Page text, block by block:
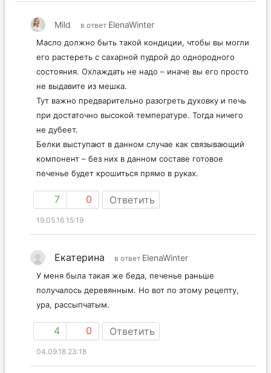
Mild в ответ ElenaWinter
Масло должно быть такой кондиции, чтобы вы могли
его растереть с сахарной пудрой до однородного
состояния. Охлаждать не надо – иначе вы его просто
не выдавите из мешка.
Тут важно предварительно разогреть духовку и печь
при достаточно высокой температуре. Тогда ничего
не дубеет.
Белки выступают в данном случае как связывающий
компонент – без них в данном составе готовое
печенье будет крошиться прямо в руках.
7 0 Ответить
19.05.16 15:19
Екатерина в ответ ElenaWinter
У меня была такая же беда, печенье раньше
получалось деревянным. Но вот по этому рецепту,
ура, рассыпчатым.
4 0 Ответить
04.09.18 23:18